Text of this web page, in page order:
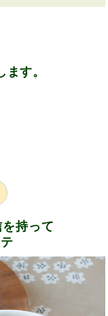
す。
持って